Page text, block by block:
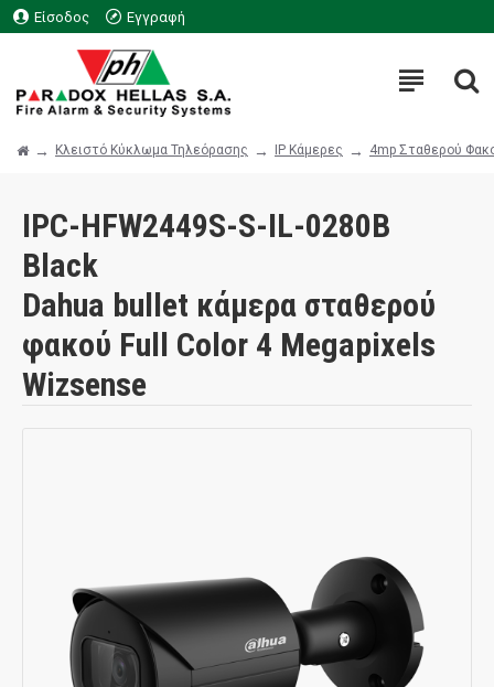
Είσοδος Εγγραφή
Κλειστό Κύκλωμα Τηλεόρασης IP Κάμερες 4mp Σταθερού
IPC-HFW2449S-S-IL-0280B
Black
Dahua bullet κάμερα σταθερού
φακού Full Color 4 Megapixels
Wizsense